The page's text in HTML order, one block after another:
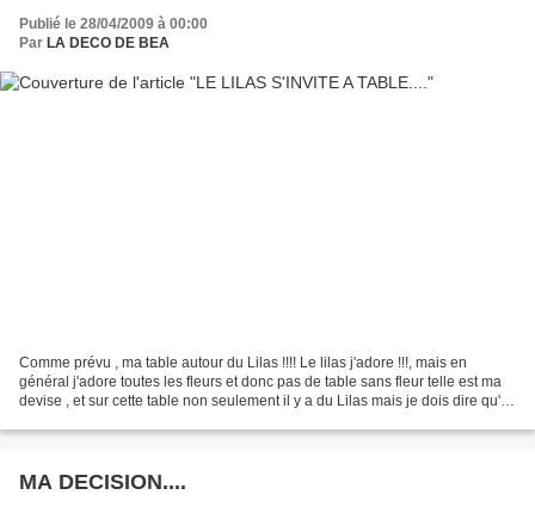
Publié le 28/04/2009 à 00:00
Par LA DECO DE BEA
Comme prévu , ma table autour du Lilas !!!! Le lilas j'adore !!!, mais en
général j'adore toutes les fleurs et donc pas de table sans fleur telle est ma
devise , et sur cette table non seulement il y a du Lilas mais je dois dire qu'il
MA DECISION....